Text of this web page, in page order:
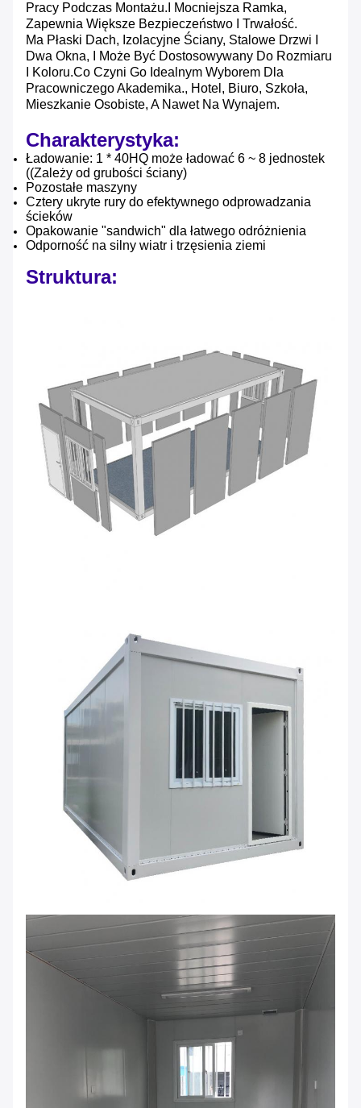
Pracy Podczas Montażu.i Mocniejsza Ramka,
Zapewnia Większe Bezpieczeństwo I Trwałość.
Ma Płaski Dach, Izolacyjne Ściany, Stalowe Drzwi I
Dwa Okna, I Może Być Dostosowywany Do Rozmiaru
I Koloru.co Czyni Go Idealnym Wyborem Dla
Pracowniczego Akademika., Hotel, Biuro, Szkoła,
Mieszkanie Osobiste, A Nawet Na Wynajem.
Charakterystyka:
Ładowanie: 1 * 40HQ może ładować 6 ~ 8 jednostek
((Zależy od grubości ściany)
Pozostałe maszyny
Cztery ukryte rury do efektywnego odprowadzania
ścieków
Opakowanie "sandwich" dla łatwego odróżnienia
Odporność na silny wiatr i trzęsienia ziemi
Struktura: